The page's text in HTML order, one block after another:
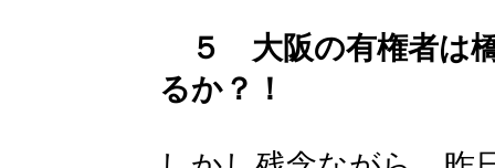
５ 大阪の有権者は
るか？！